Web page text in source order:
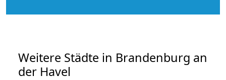
Weitere Städte in Brandenburg an
der Havel